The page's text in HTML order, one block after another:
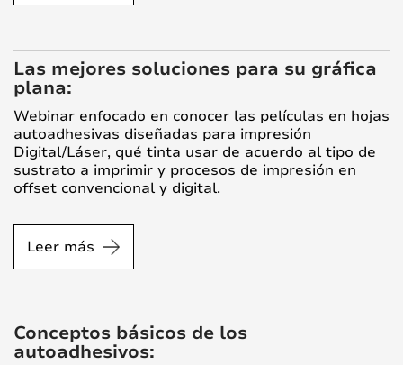
Las mejores soluciones para su gráfica
plana:
Webinar enfocado en conocer las películas en hojas
autoadhesivas diseñadas para impresión
Digital/Láser, qué tinta usar de acuerdo al tipo de
sustrato a imprimir y procesos de impresión en
offset convencional y digital.
Leer más
Conceptos básicos de los
autoadhesivos: